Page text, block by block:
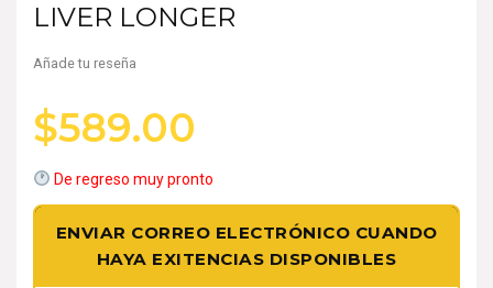
LIVER LONGER
Añade tu reseña
$589.00
De regreso muy pronto
ENVIAR CORREO ELECTRÓNICO CUANDO
HAYA EXITENCIAS DISPONIBLES